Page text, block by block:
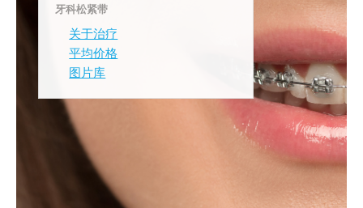
牙科松紧带
关于治疗
平均价格
图片库